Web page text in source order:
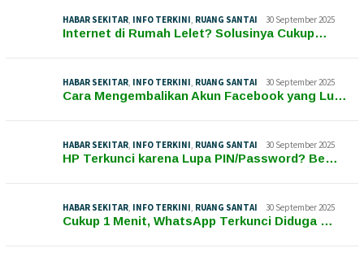
HABAR SEKITAR, INFO TERKINI, RUANG SANTAI 30 September 2025
Internet di Rumah Lelet? Solusinya Cukup…
HABAR SEKITAR, INFO TERKINI, RUANG SANTAI 30 September 2025
Cara Mengembalikan Akun Facebook yang Lu…
HABAR SEKITAR, INFO TERKINI, RUANG SANTAI 30 September 2025
HP Terkunci karena Lupa PIN/Password? Be…
HABAR SEKITAR, INFO TERKINI, RUANG SANTAI 30 September 2025
Cukup 1 Menit, WhatsApp Terkunci Diduga …